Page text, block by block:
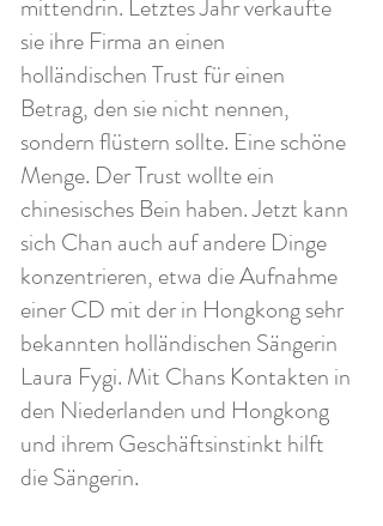
mittendrin. Letztes Jahr verkaufte
sie ihre Firma an einen
holländischen Trust für einen
Betrag, den sie nicht nennen,
sondern flüstern sollte. Eine schöne
Menge. Der Trust wollte ein
chinesisches Bein haben. Jetzt kann
sich Chan auch auf andere Dinge
konzentrieren, etwa die Aufnahme
einer CD mit der in Hongkong sehr
bekannten holländischen Sängerin
Laura Fygi. Mit Chans Kontakten in
den Niederlanden und Hongkong
und ihrem Geschäftsinstinkt hilft
die Sängerin.